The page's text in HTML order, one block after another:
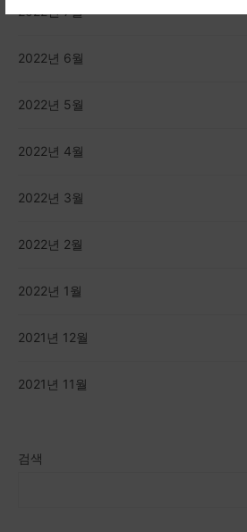
검색
2022년 7월
2022년 6월
2022년 5월
2022년 4월
2022년 3월
2022년 2월
2022년 1월
2021년 12월
2021년 11월